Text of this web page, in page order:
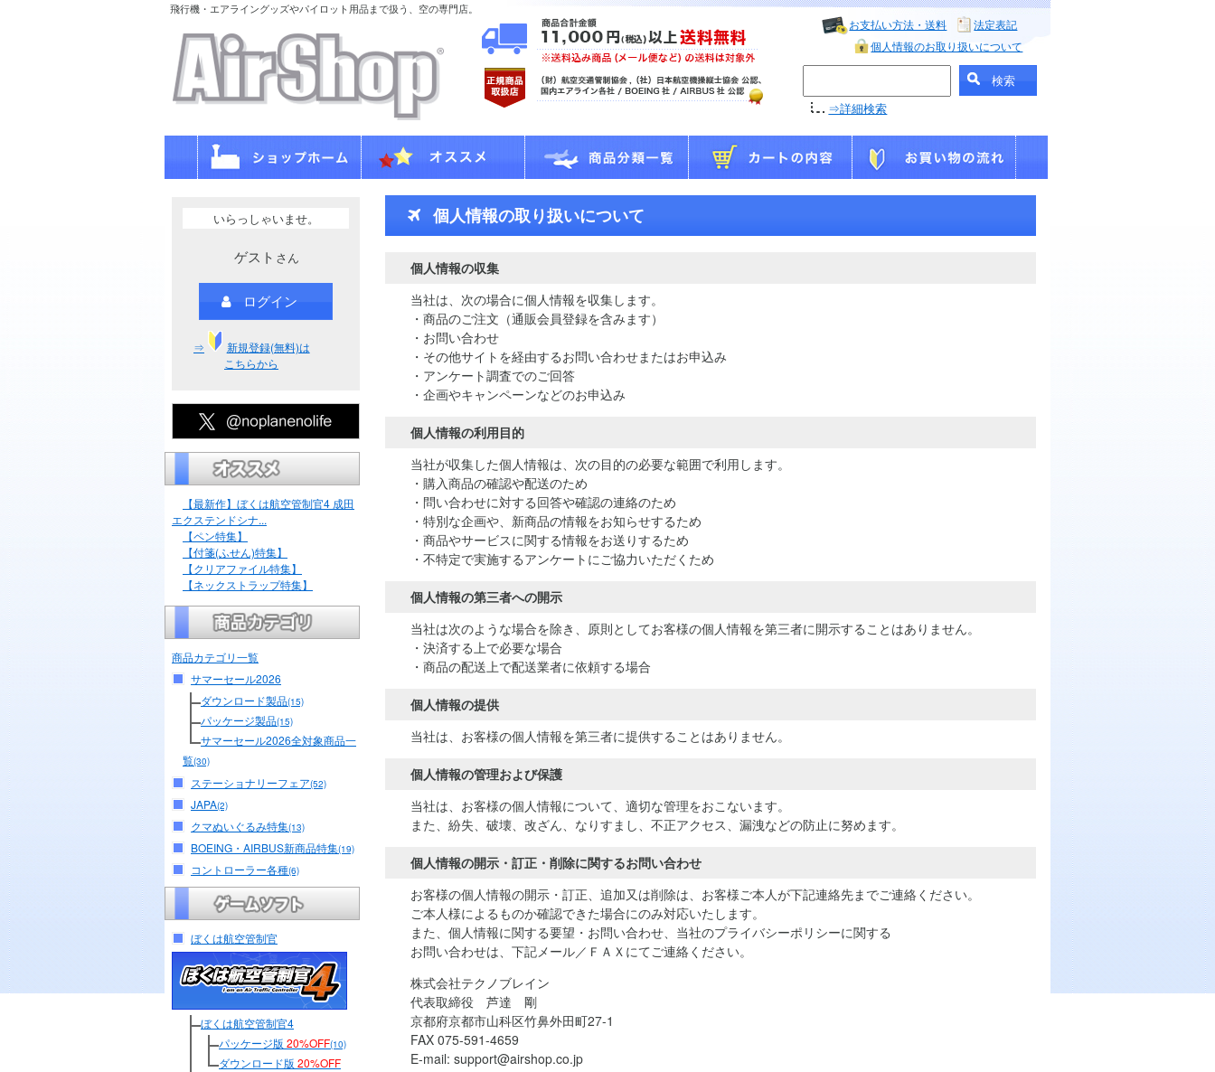
飛行機・エアライングッズやパイロット用品まで扱う、空の専門店。
お支払い方法・送料
法定表記
個人情報のお取り扱いについて
⇒詳細検索
いらっしゃいませ。
ゲスト さん
ログイン
⇒
新規登録(無料)は
こちらから
【最新作】ぼくは航空管制官4 成田
エクステンドシナ...
【ペン特集】
【付箋(ふせん)特集】
【クリアファイル特集】
【ネックストラップ特集】
商品カテゴリ一覧
サマーセール2026
ダウンロード製品(15)
パッケージ製品(15)
サマーセール2026全対象商品一
覧(30)
ステーショナリーフェア(52)
JAPA(2)
クマぬいぐるみ特集(13)
BOEING・AIRBUS新商品特集(19)
コントローラー各種(6)
ぼくは航空管制官
ぼくは航空管制官4
パッケージ版 20%OFF(10)
ダウンロード版 20%OFF
個人情報の取り扱いについて
個人情報の収集
当社は、次の場合に個人情報を収集します。
・商品のご注文（通販会員登録を含みます）
・お問い合わせ
・その他サイトを経由するお問い合わせまたはお申込み
・アンケート調査でのご回答
・企画やキャンペーンなどのお申込み
個人情報の利用目的
当社が収集した個人情報は、次の目的の必要な範囲で利用します。
・購入商品の確認や配送のため
・問い合わせに対する回答や確認の連絡のため
・特別な企画や、新商品の情報をお知らせするため
・商品やサービスに関する情報をお送りするため
・不特定で実施するアンケートにご協力いただくため
個人情報の第三者への開示
当社は次のような場合を除き、原則としてお客様の個人情報を第三者に開示することはありません。
・決済する上で必要な場合
・商品の配送上で配送業者に依頼する場合
個人情報の提供
当社は、お客様の個人情報を第三者に提供することはありません。
個人情報の管理および保護
当社は、お客様の個人情報について、適切な管理をおこないます。
また、紛失、破壊、改ざん、なりすまし、不正アクセス、漏洩などの防止に努めます。
個人情報の開示・訂正・削除に関するお問い合わせ
お客様の個人情報の開示・訂正、追加又は削除は、お客様ご本人が下記連絡先までご連絡ください。
ご本人様によるものか確認できた場合にのみ対応いたします。
また、個人情報に関する要望・お問い合わせ、当社のプライバシーポリシーに関する
お問い合わせは、下記メール／ＦＡＸにてご連絡ください。
株式会社テクノブレイン
代表取締役 芦達 剛
京都府京都市山科区竹鼻外田町27-1
FAX 075-591-4659
E-mail: support@airshop.co.jp